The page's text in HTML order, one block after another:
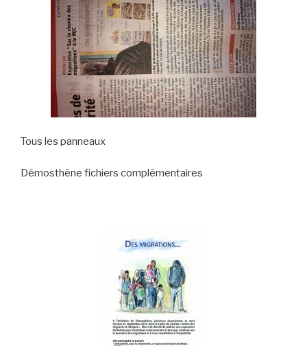
Tous les panneaux
Démosthène fichiers complémentaires